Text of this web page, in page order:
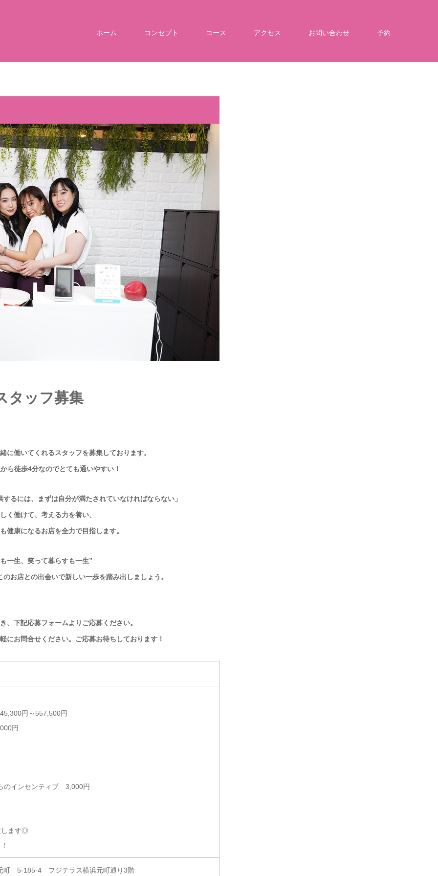
ホーム コンセプト コース アクセス お問い合わせ 予約
タッフ募集
に働いてくれるスタッフを募集しております。
ら徒歩4分なのでとても通いやすい！
するには、まずは自分が満たされていなければならない」
く働けて、考える力を養い、
健康になるお店を全力で目指します。
一生、笑って暮らすも一生”
のお店との出会いで新しい一歩を踏み出しましょう。
、 下記応募フォームよりご応募ください。
にお問合せください。 ご応募お待ちしております！
円～557,500円
円
のインセンティブ 3,000円
します◎
町 5-185-4 フジテラス横浜元町通り3階